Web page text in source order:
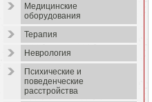
Медицинские
оборудования
Терапия
Неврология
Психические и
поведенческие
расстройства